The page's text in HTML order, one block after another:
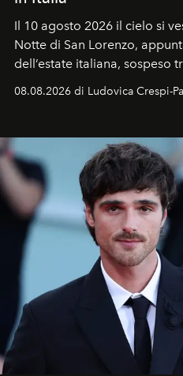
Il 10 agosto 2026 il cielo si
Notte di San Lorenzo,
dell’estate italiana, sospeso
Sarà il momento in cui gli
celeste per seguire il
all’universo i desideri più
08.08.2026 di Ludovica Crespi-